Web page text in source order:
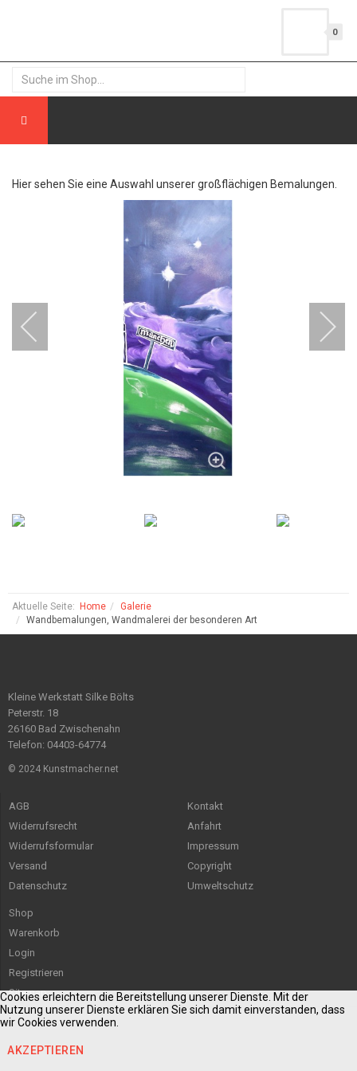
0
Hier sehen Sie eine Auswahl unserer großflächigen Bemalungen.
Aktuelle Seite: Home
Galerie
Wandbemalungen, Wandmalerei der besonderen Art
Kleine Werkstatt Silke Bölts
Peterstr. 18
26160 Bad Zwischenahn
Telefon: 04403-64774
© 2024 Kunstmacher.net
AGB
Widerrufsrecht
Widerrufsformular
Versand
Datenschutz
Kontakt
Anfahrt
Impressum
Copyright
Umweltschutz
Shop
Warenkorb
Login
Registrieren
Sitemap
Cookies erleichtern die Bereitstellung unserer Dienste. Mit der
Nutzung unserer Dienste erklären Sie sich damit einverstanden, dass
wir Cookies verwenden.
AKZEPTIEREN